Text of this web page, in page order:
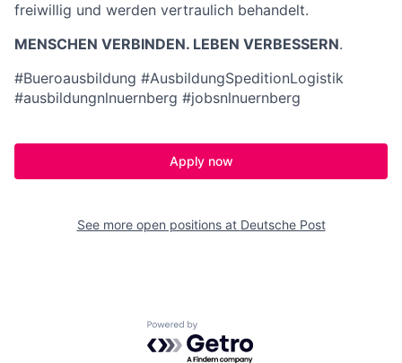
freiwillig und werden vertraulich behandelt.
MENSCHEN VERBINDEN. LEBEN VERBESSERN.
#Bueroausbildung #AusbildungSpeditionLogistik
#ausbildungnlnuernberg #jobsnlnuernberg
Apply now
See more open positions at Deutsche Post
Powered by Getro.com